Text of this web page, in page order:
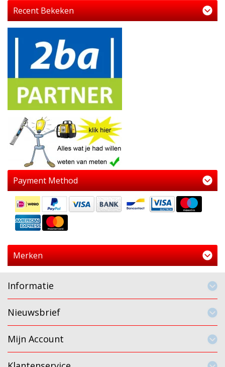
Recent Bekeken
Payment Method
Merken
Informatie
Nieuwsbrief
Mijn Account